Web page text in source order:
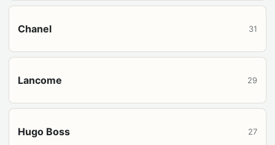
Chanel 31
Lancome 29
Hugo Boss 27